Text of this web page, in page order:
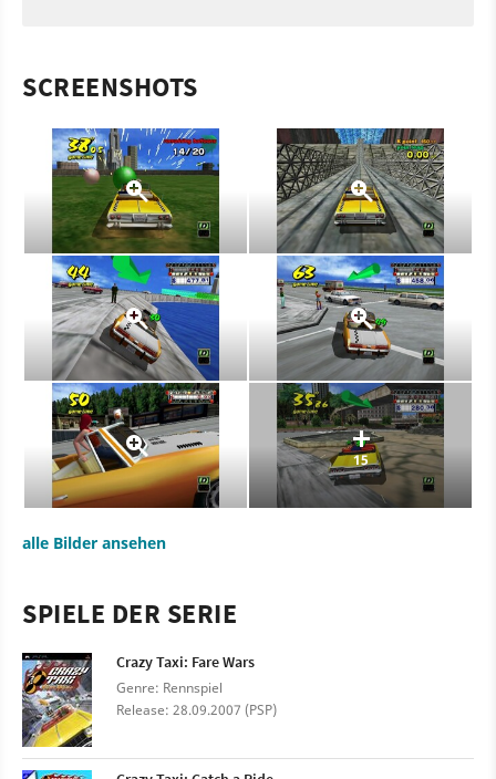
SCREENSHOTS
15
alle Bilder ansehen
SPIELE DER SERIE
Crazy Taxi: Fare Wars
Genre: Rennspiel
Release: 28.09.2007 (PSP)